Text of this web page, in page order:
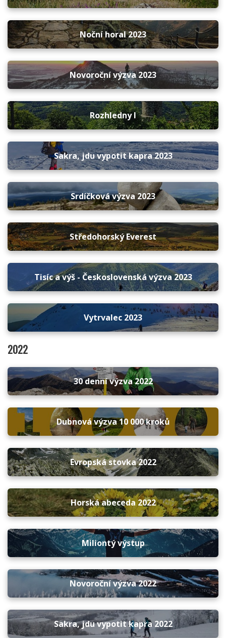
Noční horal 2023
Novoroční výzva 2023
Rozhledny I
Sakra, jdu vypotit kapra 2023
Srdíčková výzva 2023
Středohorský Everest
Tisíc a výš - Československá výzva 2023
Vytrvalec 2023
2022
30 denní výzva 2022
Dubnová výzva 10 000 kroků
Evropská stovka 2022
Horská abeceda 2022
Miliontý výstup
Novoroční výzva 2022
Sakra, jdu vypotit kapra 2022